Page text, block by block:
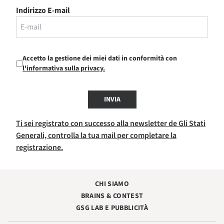
Indirizzo E-mail
Accetto la gestione dei miei dati in conformità con
l'informativa sulla privacy.
INVIA
Ti sei registrato con successo alla newsletter de Gli Stati
Generali, controlla la tua mail per completare la
registrazione.
CHI SIAMO
BRAINS & CONTEST
GSG LAB E PUBBLICITÀ